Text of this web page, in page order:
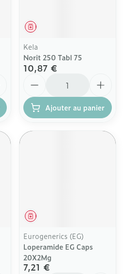
Médicament
Kela
Norit 250 Tabl 75
10,87 €
Ajouter au panier
Médicament
Eurogenerics (EG)
Loperamide EG Caps
20X2Mg
7,21 €